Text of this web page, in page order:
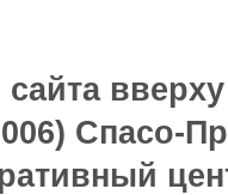
Спасо-